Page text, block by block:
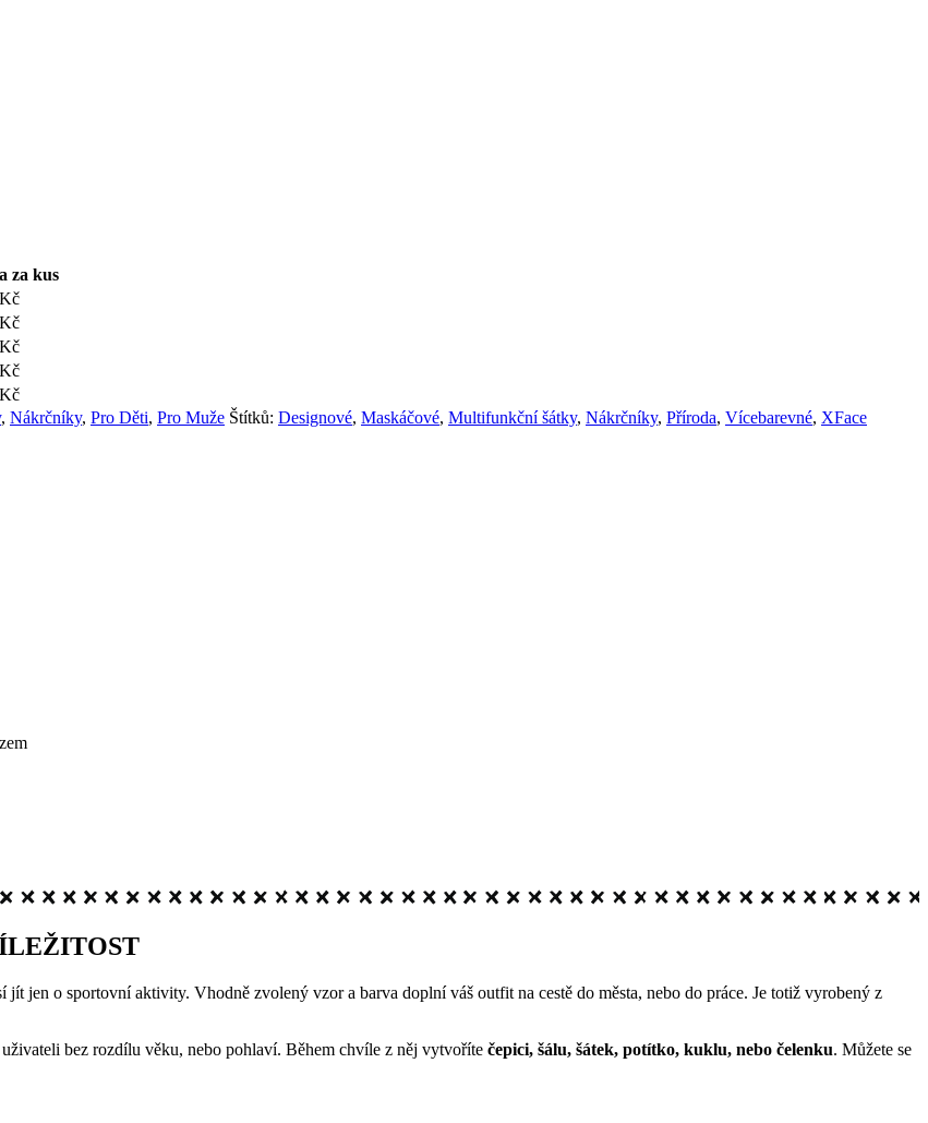
za kus
Kč
Kč
Kč
Kč
Kč
, Nákrčníky, Pro Děti, Pro Muže Štítků: Designové, Maskáčové, Multifunkční šátky, Nákrčníky, Příroda, Vícebarevné, XFace
jít jen o sportovní aktivity. Vhodně zvolený vzor a barva doplní váš outfit na cestě do města, nebo do práce. Je totiž vyrobený z
bez rozdílu věku, nebo pohlaví. Během chvíle z něj vytvoříte čepici, šálu, šátek, potítko, kuklu, nebo čelenku. Můžete se